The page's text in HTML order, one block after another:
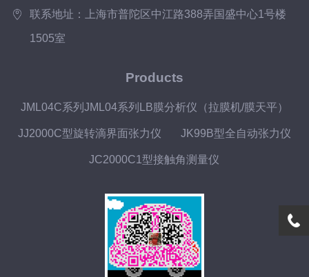
联系地址：上海市普陀区中江路388弄国盛中心1号楼
1505室
Products
JML04C系列JML04系列LB膜分析仪（拉膜机/膜天平）
JJ2000C型旋转滴界面张力仪 JK99B型全自动张力仪
JC2000C1型接触角测量仪